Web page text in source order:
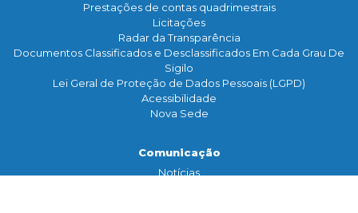
Prestações de contas quadrimestrais
Licitações
Radar da Transparência
Documentos Classificados e Desclassificados Em Cada Grau De
Sigilo
Lei Geral de Proteção de Dados Pessoais (LGPD)
Acessibilidade
Nova Sede
Comunicação
Notícias